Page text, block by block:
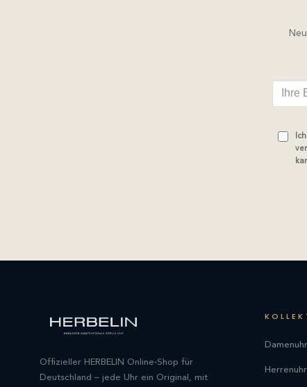
Offizieller HERBELIN Online-Shop für
Deutschland – jede Uhr ein Original, mit